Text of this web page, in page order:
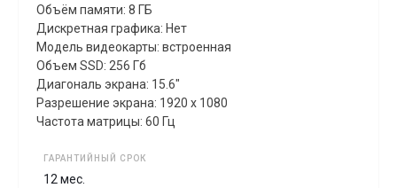
Объём памяти: 8 ГБ
Дискретная графика: Нет
Модель видеокарты: встроенная
Объем SSD: 256 Гб
Диагональ экрана: 15.6"
Разрешение экрана: 1920 x 1080
Частота матрицы: 60 Гц
ГАРАНТИЙНЫЙ СРОК
12 мес.